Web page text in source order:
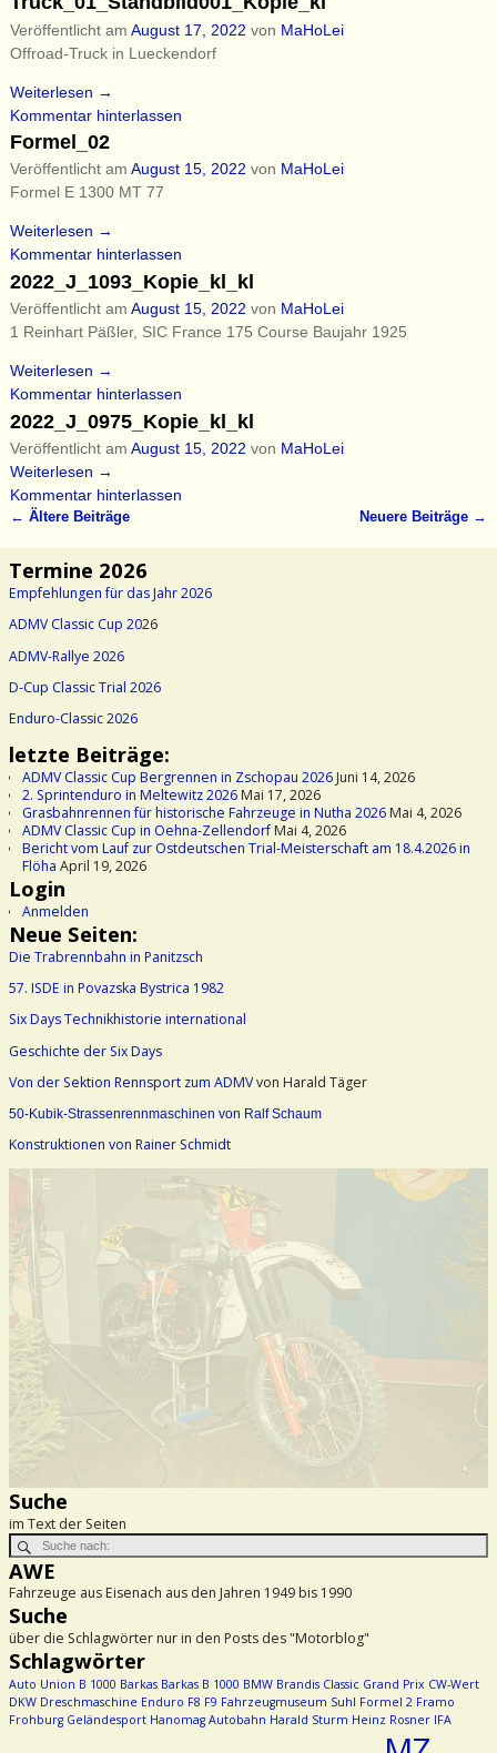
Veröffentlicht am August 17, 2022 von MaHoLei
Offroad-Truck in Lueckendorf
Weiterlesen →
Kommentar hinterlassen
Formel_02
Veröffentlicht am August 15, 2022 von MaHoLei
Formel E 1300 MT 77
Weiterlesen →
Kommentar hinterlassen
2022_J_1093_Kopie_kl_kl
Veröffentlicht am August 15, 2022 von MaHoLei
1 Reinhart Päßler, SIC France 175 Course Baujahr 1925
Weiterlesen →
Kommentar hinterlassen
2022_J_0975_Kopie_kl_kl
Veröffentlicht am August 15, 2022 von MaHoLei
Weiterlesen →
Kommentar hinterlassen
← Ältere Beiträge Neuere Beiträge →
Termine 2026
Empfehlungen für das Jahr 2026
ADMV Classic Cup 2026
ADMV-Rallye 2026
D-Cup Classic Trial 2026
Enduro-Classic 2026
letzte Beiträge:
ADMV Classic Cup Bergrennen in Zschopau 2026Juni 14, 2026
2. Sprintenduro in Meltewitz 2026Mai 17, 2026
Grasbahnrennen für historische Fahrzeuge in Nutha 2026Mai 4, 2026
ADMV Classic Cup in Oehna-ZellendorfMai 4, 2026
Bericht vom Lauf zur Ostdeutschen Trial-Meisterschaft am 18.4.2026 in
Flöha April 19, 2026
Login
Anmelden
Neue Seiten:
Die Trabrennbahn in Panitzsch
57. ISDE in Povazska Bystrica 1982
Six Days Technikhistorie international
Geschichte der Six Days
Von der Sektion Rennsport zum ADMVvon Harald Täger
50-Kubik-Strassenrennmaschinen von Ralf Schaum
Konstruktionen von Rainer Schmidt
Suche
im Text der Seiten
AWE
Fahrzeuge aus Eisenach aus den Jahren 1949 bis 1990
Suche
über die Schlagwörter nur in den Posts des "Motorblog"
Schlagwörter
Auto Union B 1000 Barkas Barkas B 1000 BMW Brandis Classic Grand Prix CW-Wert
DKW Dreschmaschine Enduro F8 F9 Fahrzeugmuseum Suhl Formel 2 Framo
Frohburg Geländesport Hanomag Autobahn Harald Sturm Heinz Rosner IFA